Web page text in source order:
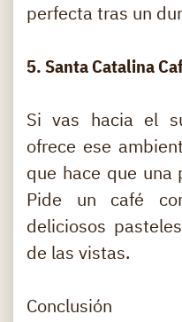
perfecta tras un
5. Santa Catalina
Si vas hacia el
ofrece ese
que hace que una
Pide un café
deliciosos
de las vistas.
Conclusión